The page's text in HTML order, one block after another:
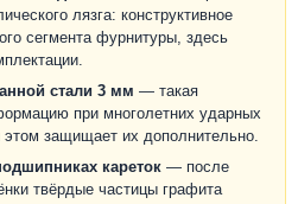
лязга: конструктивное
сегмента фурнитуры, здесь
стали 3 мм — такая
при многолетних ударных
защищает их дополнительно.
кареток — после
твёрдые частицы графита